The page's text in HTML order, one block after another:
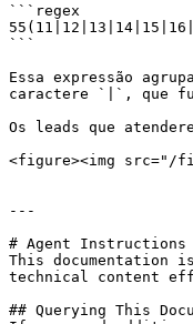
```regex
```
Essa expressão
caractere `|`, que
Os leads que
<figure><img src="/
---
# Agent Instructions
This documentation
technical content
## Querying This